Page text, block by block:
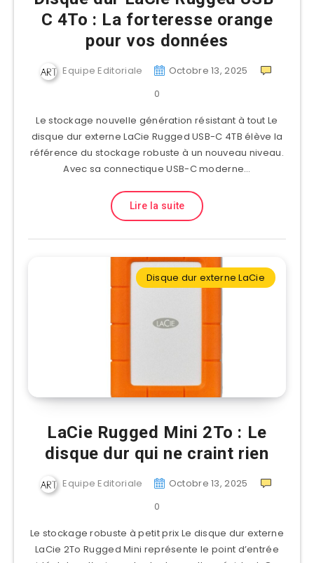
C 4To : La forteresse orange
pour vos données
Equipe Editoriale
Octobre 13, 2025
0
Le stockage nouvelle génération résistant à tout Le
disque dur externe LaCie Rugged USB-C 4TB élève la
référence du stockage robuste à un nouveau niveau.
Avec sa connectique USB-C moderne…
Lire la suite
Disque dur externe LaCie
LaCie Rugged Mini 2To : Le
disque dur qui ne craint rien
Equipe Editoriale
Octobre 13, 2025
0
Le stockage robuste à petit prix Le disque dur externe
LaCie 2To Rugged Mini représente le point d’entrée